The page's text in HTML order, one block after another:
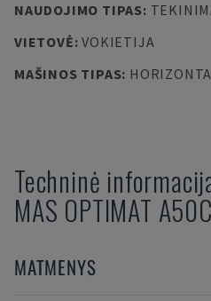
NAUDOJIMO TIPAS:
VIETOVĖ:VOKIETIJA
MAŠINOS TIPAS:
Techninė
MAS OPTIMAT
MATMENYS